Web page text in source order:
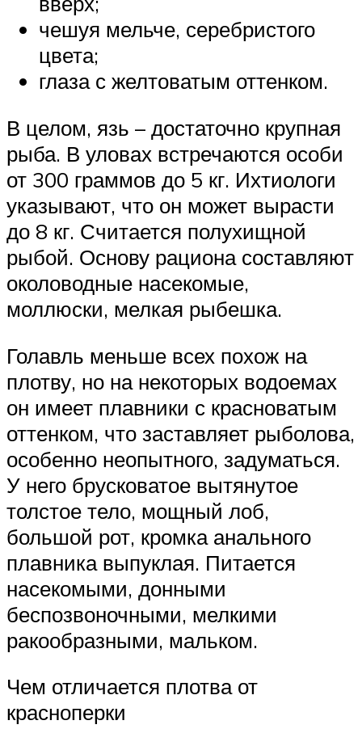
чешуя мельче, серебристого
цвета;
глаза с желтоватым оттенком.
В целом, язь – достаточно крупная
рыба. В уловах встречаются особи
от 300 граммов до 5 кг. Ихтиологи
указывают, что он может вырасти
до 8 кг. Считается полухищной
рыбой. Основу рациона составляют
околоводные насекомые,
моллюски, мелкая рыбешка.
Голавль меньше всех похож на
плотву, но на некоторых водоемах
он имеет плавники с красноватым
оттенком, что заставляет рыболова,
особенно неопытного, задуматься.
У него брусковатое вытянутое
толстое тело, мощный лоб,
большой рот, кромка анального
плавника выпуклая. Питается
насекомыми, донными
беспозвоночными, мелкими
ракообразными, мальком.
Чем отличается плотва от
красноперки